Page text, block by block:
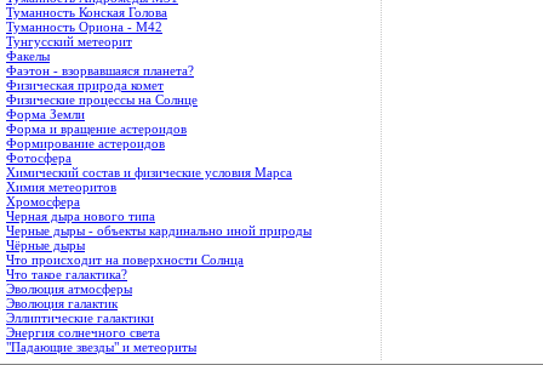
Туманность Конская Голова
Туманность Ориона - М42
Тунгусский метеорит
Факелы
Фаэтон - взорвавшаяся планета?
Физическая природа комет
Физические процессы на Солнце
Форма Земли
Форма и вращение астероидов
Формирование астероидов
Фотосфера
Химический состав и физические условия Марса
Химия метеоритов
Хромосфера
Черная дыра нового типа
Черные дыры - объекты кардинально иной природы
Чёрные дыры
Что происходит на поверхности Солнца
Что такое галактика?
Эволюция атмосферы
Эволюция галактик
Эллиптические галактики
Энергия солнечного света
"Падающие звезды" и метеориты